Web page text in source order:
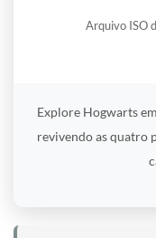
Arquivo ISO
Explore Hogwarts
revivendo as quatro